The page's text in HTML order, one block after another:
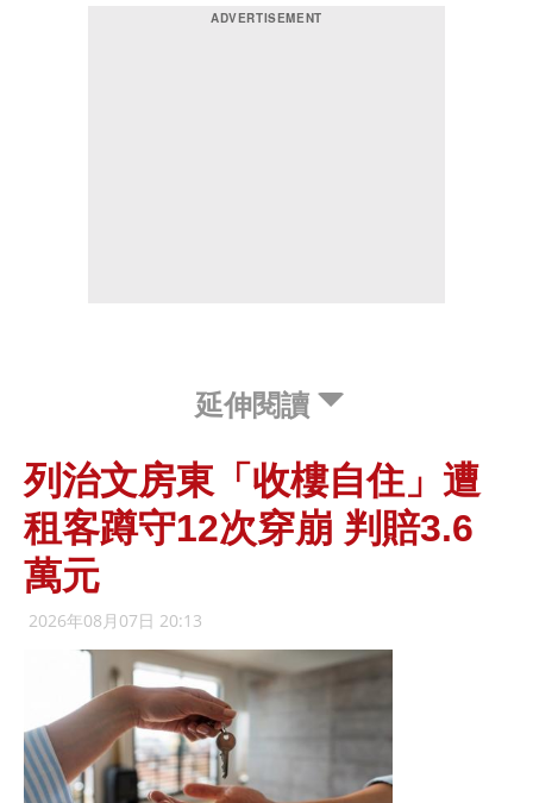
延伸閱讀
列治文房東「收樓自住」遭
租客蹲守12次穿崩 判賠3.6
萬元
2026年08月07日 20:13